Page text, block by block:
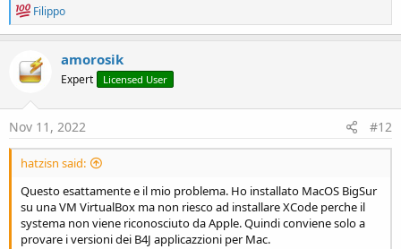
R
e
a
t
i
n
s
Filippo
amorosik
Expert Licensed User
Nov 11, 2022 #12
hatzisn said:
Questo esattamente e il mio problema. Ho installato MacOS BigSur
su una VM VirtualBox ma non riesco ad installare XCode perche il
systema non viene riconosciuto da Apple. Quindi conviene solo a
provare i versioni dei B4J applicazzioni per Mac.